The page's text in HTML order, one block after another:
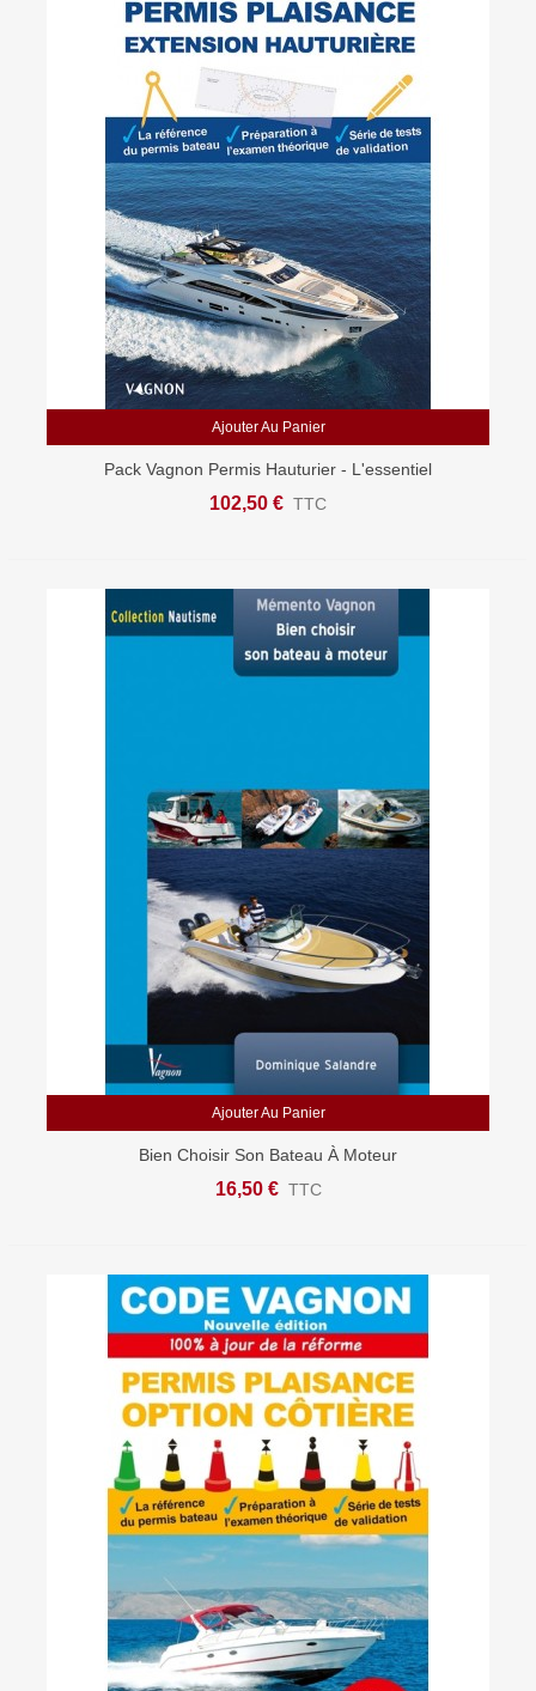
Ajouter Au Panier
Pack Vagnon Permis Hauturier - L'essentiel
102,50 € TTC
Ajouter Au Panier
Bien Choisir Son Bateau À Moteur
16,50 € TTC